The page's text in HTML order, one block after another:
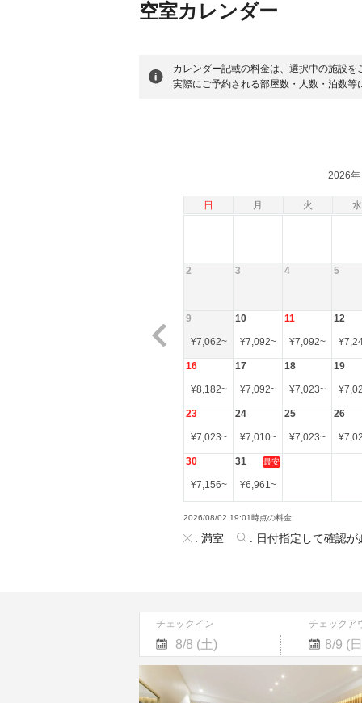
空室カレンダー
カレンダー記載の料金は、選択中の施設を
実際にご予約される部屋数・人数・泊数
日 月 火 水
2026年
2 3 4 5
9
¥7,062~
10
¥7,092~
11
¥7,092~
12
¥
16
¥8,182~
17
¥7,092~
18
¥7,023~
19
¥
23
¥7,023~
24
¥7,010~
25
¥7,023~
26
¥
30
¥7,156~
31 最安
¥6,961~
2026/08/02 19:01時点の料金
: 満室 : 日付指定して確認が
チェックイン チェックア
Navigate
forward
to
Navigate
backward